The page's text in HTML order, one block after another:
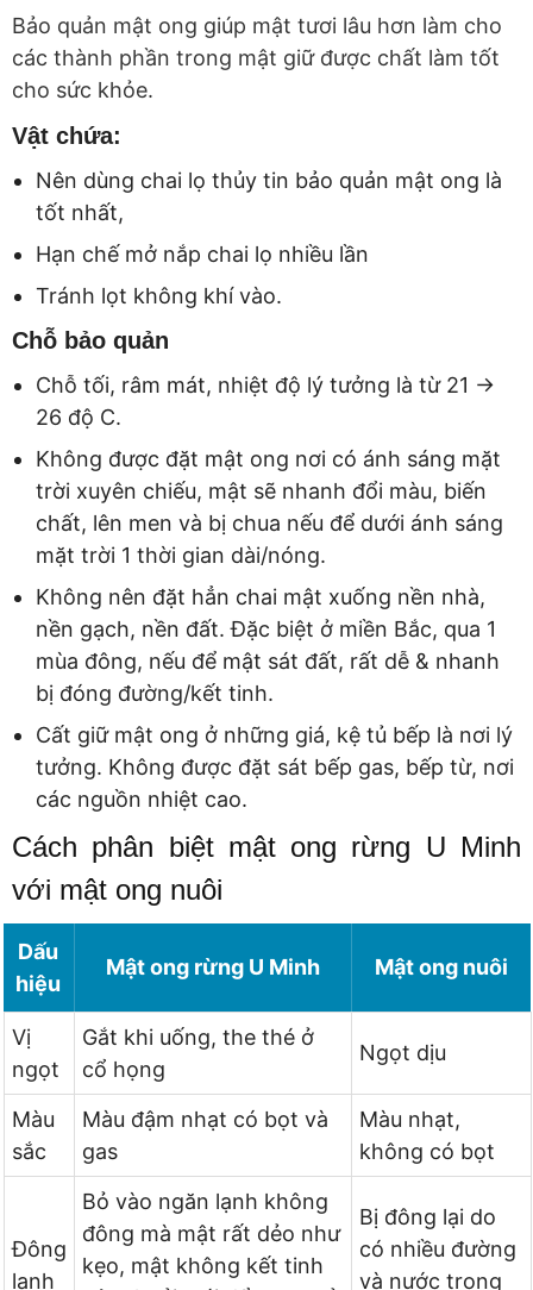
Bảo quản mật ong giúp mật tươi lâu hơn làm cho
các thành phần trong mật giữ được chất làm tốt
cho sức khỏe.
Vật chứa:
Nên dùng chai lọ thủy tin bảo quản mật ong là
tốt nhất,
Hạn chế mở nắp chai lọ nhiều lần
Tránh lọt không khí vào.
Chỗ bảo quản
Chỗ tối, râm mát, nhiệt độ lý tưởng là từ 21 ->
26 độ C.
Không được đặt mật ong nơi có ánh sáng mặt
trời xuyên chiếu, mật sẽ nhanh đổi màu, biến
chất, lên men và bị chua nếu để dưới ánh sáng
mặt trời 1 thời gian dài/nóng.
Không nên đặt hẳn chai mật xuống nền nhà,
nền gạch, nền đất. Đặc biệt ở miền Bắc, qua 1
mùa đông, nếu để mật sát đất, rất dễ & nhanh
bị đóng đường/kết tinh.
Cất giữ mật ong ở những giá, kệ tủ bếp là nơi lý
tưởng. Không được đặt sát bếp gas, bếp từ, nơi
các nguồn nhiệt cao.
Cách phân biệt mật ong rừng U Minh
với mật ong nuôi
Dấu
hiệu
Mật ong rừng U Minh Mật ong nuôi
Vị
ngọt
Gắt khi uống, the thé ở
cổ họng
Ngọt dịu
Màu
sắc
Màu đậm nhạt có bọt và
gas
Màu nhạt,
không có bọt
Đông
lạnh
Bỏ vào ngăn lạnh không
đông mà mật rất dẻo như
kẹo, mật không kết tinh
Bị đông lại do
có nhiều đường
và nước trong